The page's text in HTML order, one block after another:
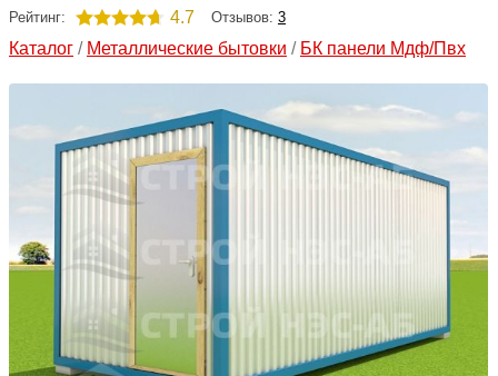
Наши работы
Контакты
Рейтинг: 4.7 Отзывов: 3
Каталог / Металлические бытовки / БК панели Мдф/Пвх